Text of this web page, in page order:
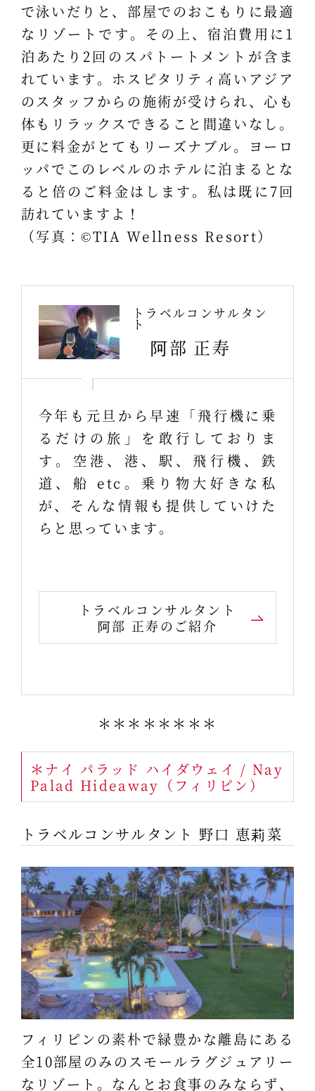
で泳いだりと、部屋でのおこもりに最適
なリゾートです。その上、宿泊費用に1
泊あたり2回のスパトートメントが含ま
れています。ホスピタリティ高いアジア
のスタッフからの施術が受けられ、心も
体もリラックスできること間違いなし。
更に料金がとてもリーズナブル。ヨーロ
ッパでこのレベルのホテルに泊まるとな
ると倍のご料金はします。私は既に7回
訪れていますよ！
（写真：©TIA Wellness Resort）
トラベルコンサルタン
ト
阿部 正寿
今年も元旦から早速「飛行機に乗
るだけの旅」を敢行しておりま
す。空港、港、駅、飛行機、鉄
道、船 etc。乗り物大好きな私
が、そんな情報も提供していけた
らと思っています。
トラベルコンサルタント
阿部 正寿のご紹介
＊＊＊＊＊＊＊＊
＊ナイ パラッド ハイダウェイ / Nay
Palad Hideaway（フィリピン）
トラベルコンサルタント 野口 恵莉菜
フィリピンの素朴で緑豊かな離島にある
全10部屋のみのスモールラグジュアリー
なリゾート。なんとお食事のみならず、